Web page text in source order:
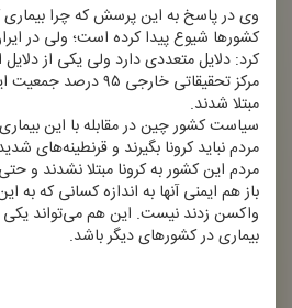
وی در پاسخ به این پرسش كه چرا بیماری
كشورها شیوع پیدا كرده است؛ ولی در
كرد: دلایل متعددی دارد ولی یكی از
مركز تحقیقاتی خارجی
مبتلا شدند.
سیاست كشور چین در مقابله با این
مردم نباید كرونا بگیرند و قرنطینه‌‌های
مردم این كشور به كرونا مبتلا نشدند و
باز هم ایمنی آنها به اندازه كسانی كه به
واكسن زدند نیست. این هم می‌تواند یكی
بیماری در كشورهای دیگر باشد.